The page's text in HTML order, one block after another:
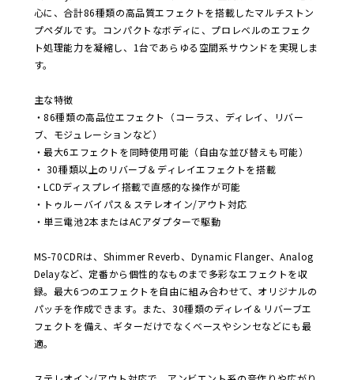
心に、合計86種類の高品質エフェクトを搭載したマルチストン
プペダルです。コンパクトなボディに、プロレベルのエフェク
ト処理能力を凝縮し、1台であらゆる空間系サウンドを実現しま
す。
主な特徴
・86種類の高品位エフェクト（コーラス、ディレイ、リバー
ブ、モジュレーションなど）
・最大6エフェクトを同時使用可能（自由な並び替えも可能）
・ 30種類以上のリバーブ＆ディレイエフェクトを搭載
・LCDディスプレイ搭載で直感的な操作が可能
・トゥルーバイパス＆ステレオイン/アウト対応
・単三電池2本またはACアダプターで駆動
MS-70CDRは、Shimmer Reverb、Dynamic Flanger、Analog
Delayなど、定番から個性的なものまで多彩なエフェクトを収
録。最大6つのエフェクトを自由に組み合わせて、オリジナルの
パッチを作成できます。また、30種類のディレイ＆リバーブエ
フェクトを備え、ギターだけでなくベースやシンセなどにも最
適。